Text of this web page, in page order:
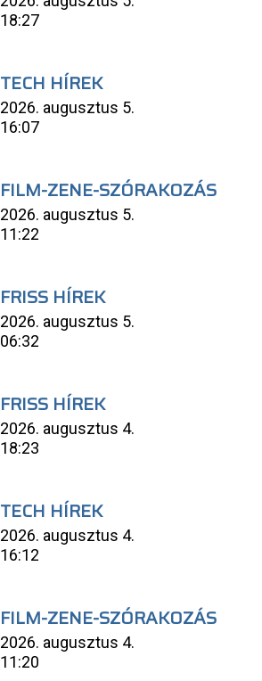
18:27
TECH HÍREK
2026. augusztus 5.
16:07
FILM-ZENE-SZÓRAKOZÁS
2026. augusztus 5.
11:22
FRISS HÍREK
2026. augusztus 5.
06:32
FRISS HÍREK
2026. augusztus 4.
18:23
TECH HÍREK
2026. augusztus 4.
16:12
FILM-ZENE-SZÓRAKOZÁS
2026. augusztus 4.
11:20